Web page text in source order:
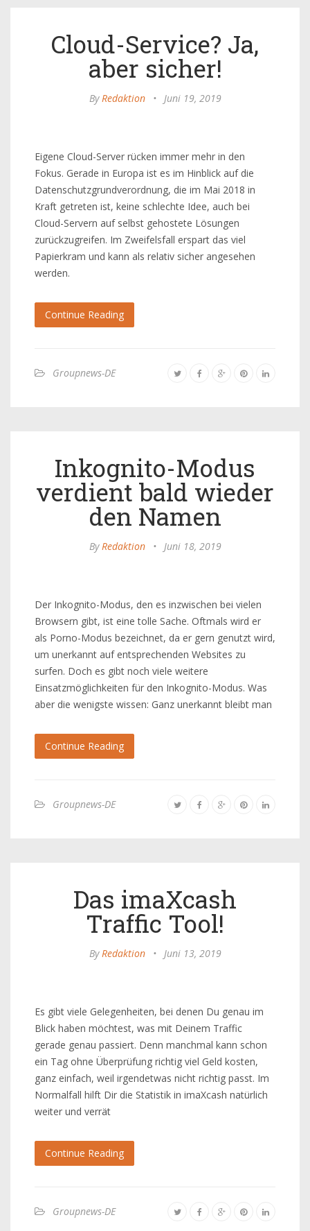
Cloud-Service? Ja,
aber sicher!
ByRedaktion • Juni 19, 2019
Eigene Cloud-Server rücken immer mehr in den
Fokus. Gerade in Europa ist es im Hinblick auf die
Datenschutzgrundverordnung, die im Mai 2018 in
Kraft getreten ist, keine schlechte Idee, auch bei
Cloud-Servern auf selbst gehostete Lösungen
zurückzugreifen. Im Zweifelsfall erspart das viel
Papierkram und kann als relativ sicher angesehen
werden.
Continue Reading
Groupnews-DE
Inkognito-Modus
verdient bald wieder
den Namen
ByRedaktion • Juni 18, 2019
Der Inkognito-Modus, den es inzwischen bei vielen
Browsern gibt, ist eine tolle Sache. Oftmals wird er
als Porno-Modus bezeichnet, da er gern genutzt wird,
um unerkannt auf entsprechenden Websites zu
surfen. Doch es gibt noch viele weitere
Einsatzmöglichkeiten für den Inkognito-Modus. Was
aber die wenigste wissen: Ganz unerkannt bleibt man
Continue Reading
Groupnews-DE
Das imaXcash
Traffic Tool!
ByRedaktion • Juni 13, 2019
Es gibt viele Gelegenheiten, bei denen Du genau im
Blick haben möchtest, was mit Deinem Traffic
gerade genau passiert. Denn manchmal kann schon
ein Tag ohne Überprüfung richtig viel Geld kosten,
ganz einfach, weil irgendetwas nicht richtig passt. Im
Normalfall hilft Dir die Statistik in imaXcash natürlich
weiter und verrät
Continue Reading
Groupnews-DE